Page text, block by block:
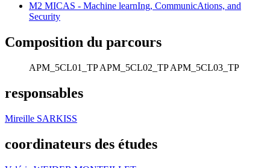
M2 MICAS - Machine learnIng, CommunicAtions, and
Security
Composition du parcours
APM_5CL01_TP APM_5CL02_TP APM_5CL03_TP
responsables
Mireille SARKISS
coordinateurs des études